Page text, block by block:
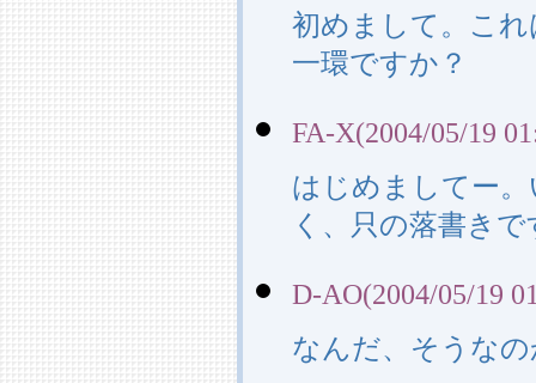
初めまして。こ
一環ですか？
FA-X(2004/05/19
はじめましてー
く、只の落書き
D-AO(2004/05/19
なんだ、そうな